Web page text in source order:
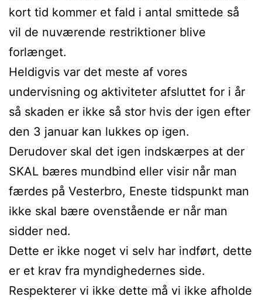
kort tid kommer et fald i antal smittede så
vil de nuværende restriktioner blive
forlænget.
Heldigvis var det meste af vores
undervisning og aktiviteter afsluttet for i år
så skaden er ikke så stor hvis der igen efter
den 3 januar kan lukkes op igen.
Derudover skal det igen indskærpes at der
SKAL bæres mundbind eller visir når man
færdes på Vesterbro, Eneste tidspunkt man
ikke skal bære ovenstående er når man
sidder ned.
Dette er ikke noget vi selv har indført, dette
er et krav fra myndighedernes side.
Respekterer vi ikke dette må vi ikke afholde